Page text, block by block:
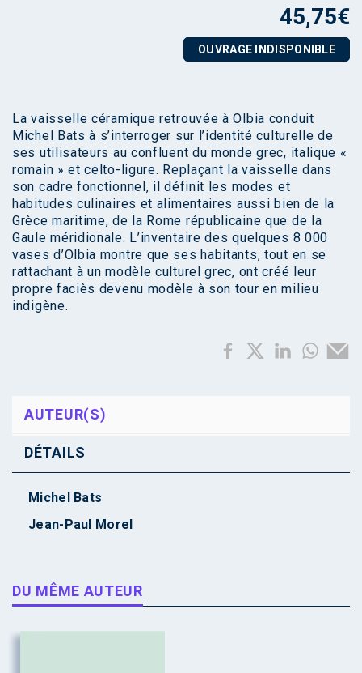
45,75€
OUVRAGE INDISPONIBLE
La vaisselle céramique retrouvée à Olbia conduit
Michel Bats à s’interroger sur l’identité culturelle de
ses utilisateurs au confluent du monde grec, italique «
romain » et celto-ligure. Replaçant la vaisselle dans
son cadre fonctionnel, il définit les modes et
habitudes culinaires et alimentaires aussi bien de la
Grèce maritime, de la Rome républicaine que de la
Gaule méridionale. L’inventaire des quelques 8 000
vases d’Olbia montre que ses habitants, tout en se
rattachant à un modèle culturel grec, ont créé leur
propre faciès devenu modèle à son tour en milieu
indigène.
AUTEUR(S)
DÉTAILS
Michel Bats
Jean-Paul Morel
DU MÊME AUTEUR